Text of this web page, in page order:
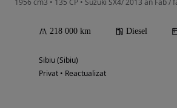
218 000 km Diesel
Sibiu (Sibiu)
Privat • Reactualizat